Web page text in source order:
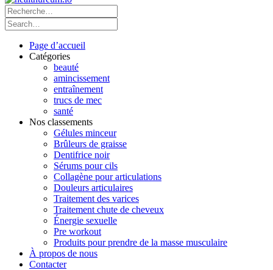
Page d’accueil
Catégories
beauté
amincissement
entraînement
trucs de mec
santé
Nos classements
Gélules minceur
Brûleurs de graisse
Dentifrice noir
Sérums pour cils
Collagène pour articulations
Douleurs articulaires
Traitement des varices
Traitement chute de cheveux
Énergie sexuelle
Pre workout
Produits pour prendre de la masse musculaire
À propos de nous
Contacter